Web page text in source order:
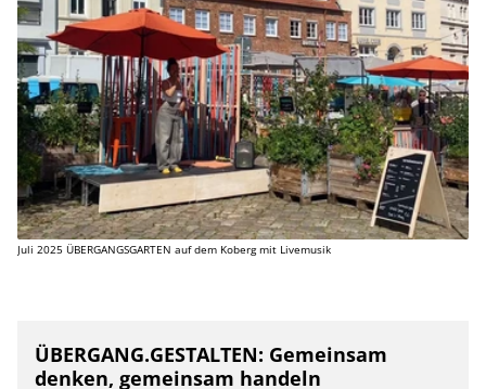
Juli 2025 ÜBERGANGSGARTEN auf dem Koberg mit Livemusik
ÜBERGANG.GESTALTEN: Gemeinsam
denken, gemeinsam handeln